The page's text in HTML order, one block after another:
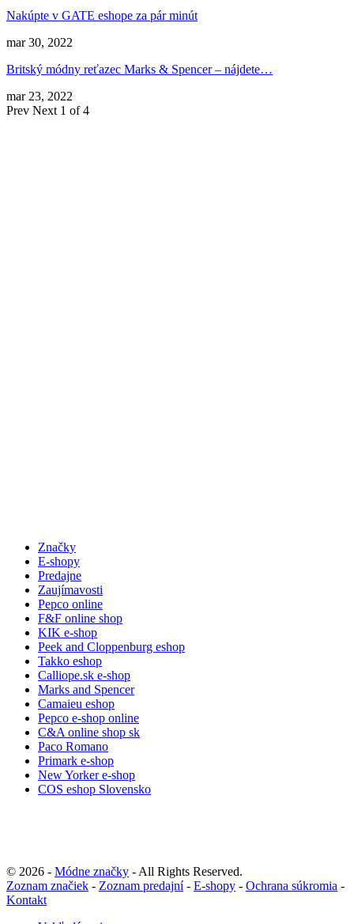
Nakúpte v GATE eshope za pár minút
mar 30, 2022
Britský módny reťazec Marks & Spencer – nájdete…
mar 23, 2022
Prev Next 1 of 4
Značky
E-shopy
Predajne
Zaujímavosti
Pepco online
F&F online shop
KIK e-shop
Peek and Cloppenburg eshop
Takko eshop
Calliope.sk e-shop
Marks and Spencer
Camaieu eshop
Pepco e-shop online
C&A online shop sk
Paco Romano
Primark e-shop
New Yorker e-shop
COS eshop Slovensko
© 2026 - Módne značky - All Rights Reserved.
Zoznam značiek - Zoznam predajní- E-shopy - Ochrana súkromia -
Kontakt